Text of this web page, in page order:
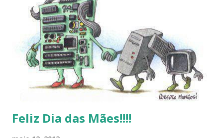
baixa taxa de adesão pelos usuários, entre out ros. Gostaria
de desejar a todos Boas Festas e que em 2013 possamos
estar juntos novamente. Feliz Natal!!!! F eli z 2013 a todos!!!
Feliz Dia das Mães!!!!